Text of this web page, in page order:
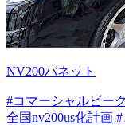
NV200バネット
#コマーシャルビー
全国nv200us化計画